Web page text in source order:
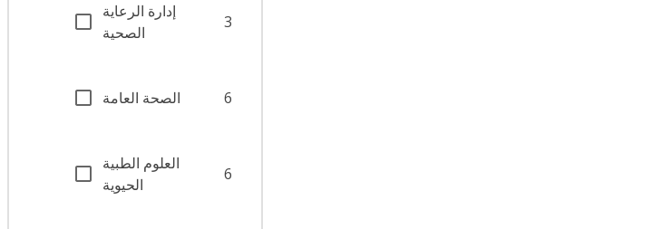
إدارة الرعاية
الصحية
3
الصحة العامة 6
العلوم الطبية
الحيوية
6